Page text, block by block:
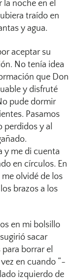
la noche en el
traído en
y agua.
aceptar su
No tenía idea
que Don
y disfruté
pude dormir
Pasamos
perdidos y al
y me di cuenta
en círculos. En
olvidé de los
brazos a los
en mi bolsillo
sacar
borrar el
en cuando “-
izquierdo de